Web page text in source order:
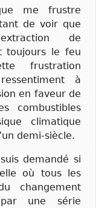
me frustre
de voir que
de
toujours le feu
frustration
à
en faveur de
combustibles
climatique
demi-siècle.
demandé si
où tous les
changement
une série